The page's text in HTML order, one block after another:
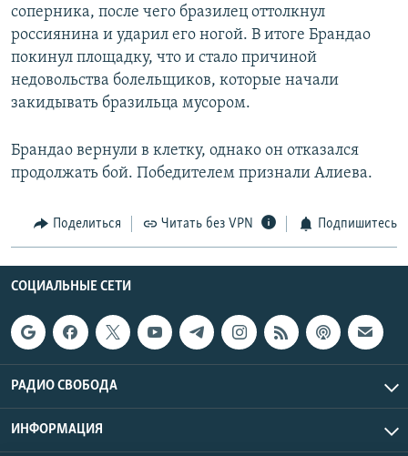
соперника, после чего бразилец оттолкнул
россиянина и ударил его ногой. В итоге Брандао
покинул площадку, что и стало причиной
недовольства болельщиков, которые начали
закидывать бразильца мусором.
Брандао вернули в клетку, однако он отказался
продолжать бой. Победителем признали Алиева.
Поделиться Читать без VPN Подпишитесь
СОЦИАЛЬНЫЕ СЕТИ
РАДИО СВОБОДА
ИНФОРМАЦИЯ